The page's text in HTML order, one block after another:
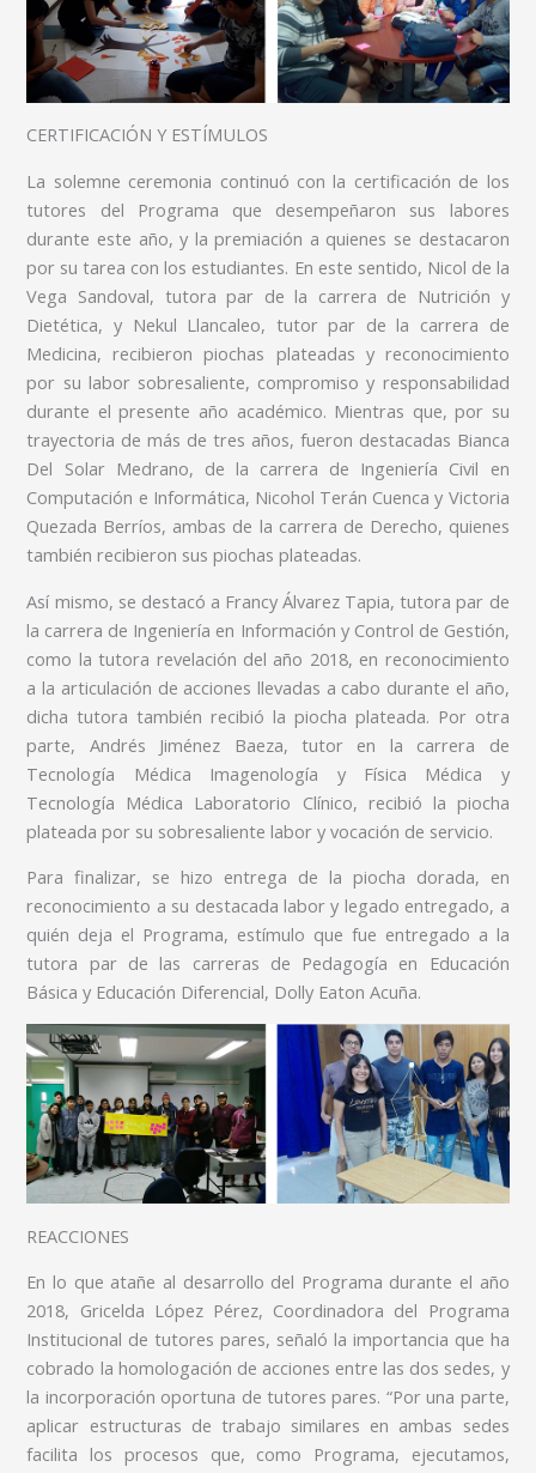
CERTIFICACIÓN Y ESTÍMULOS
La solemne ceremonia continuó con la certificación de los
tutores del Programa que desempeñaron sus labores
durante este año, y la premiación a quienes se destacaron
por su tarea con los estudiantes. En este sentido, Nicol de la
Vega Sandoval, tutora par de la carrera de Nutrición y
Dietética, y Nekul Llancaleo, tutor par de la carrera de
Medicina, recibieron piochas plateadas y reconocimiento
por su labor sobresaliente, compromiso y responsabilidad
durante el presente año académico. Mientras que, por su
trayectoria de más de tres años, fueron destacadas Bianca
Del Solar Medrano, de la carrera de Ingeniería Civil en
Computación e Informática, Nicohol Terán Cuenca y Victoria
Quezada Berríos, ambas de la carrera de Derecho, quienes
también recibieron sus piochas plateadas.
Así mismo, se destacó a Francy Álvarez Tapia, tutora par de
la carrera de Ingeniería en Información y Control de Gestión,
como la tutora revelación del año 2018, en reconocimiento
a la articulación de acciones llevadas a cabo durante el año,
dicha tutora también recibió la piocha plateada. Por otra
parte, Andrés Jiménez Baeza, tutor en la carrera de
Tecnología Médica Imagenología y Física Médica y
Tecnología Médica Laboratorio Clínico, recibió la piocha
plateada por su sobresaliente labor y vocación de servicio.
Para finalizar, se hizo entrega de la piocha dorada, en
reconocimiento a su destacada labor y legado entregado, a
quién deja el Programa, estímulo que fue entregado a la
tutora par de las carreras de Pedagogía en Educación
Básica y Educación Diferencial, Dolly Eaton Acuña.
REACCIONES
En lo que atañe al desarrollo del Programa durante el año
2018, Gricelda López Pérez, Coordinadora del Programa
Institucional de tutores pares, señaló la importancia que ha
cobrado la homologación de acciones entre las dos sedes, y
la incorporación oportuna de tutores pares. “Por una parte,
aplicar estructuras de trabajo similares en ambas sedes
facilita los procesos que, como Programa, ejecutamos,